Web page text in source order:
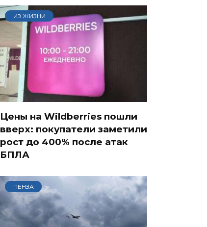
ИЗ ЖИЗНИ
Цены на Wildberries пошли
вверх: покупатели заметили
рост до 400% после атак
БПЛА
ПЕНЗА